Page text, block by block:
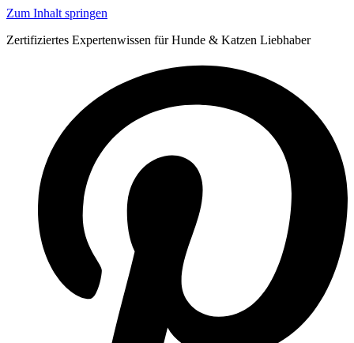
Zum Inhalt springen
Zertifiziertes Expertenwissen für Hunde & Katzen Liebhaber